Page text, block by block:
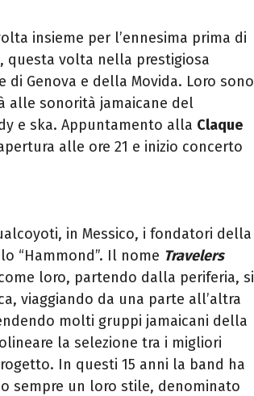
insieme per l’ennesima prima di
questa volta nella prestigiosa
Genova e della Movida. Loro sono
alle sonorità jamaicane del
e ska. Appuntamento alla Claque
pertura alle ore 21 e inizio concerto
in Messico, i fondatori della
“Hammond”. Il nome Travelers
loro, partendo dalla periferia, si
viaggiando da una parte all’altra
molti gruppi jamaicani della
la selezione tra i migliori
In questi 15 anni la band ha
sempre un loro stile, denominato